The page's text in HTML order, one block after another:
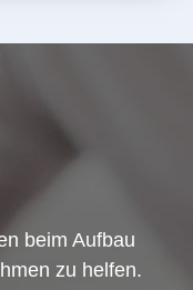
beim Aufbau
zu helfen.